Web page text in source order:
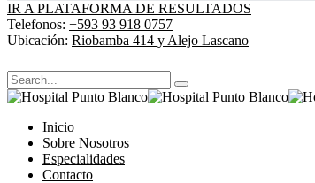
IR A PLATAFORMA DE RESULTADOS
Telefonos: +593 93 918 0757
Ubicación: Riobamba 414 y Alejo Lascano
Inicio
Sobre Nosotros
Especialidades
Contacto